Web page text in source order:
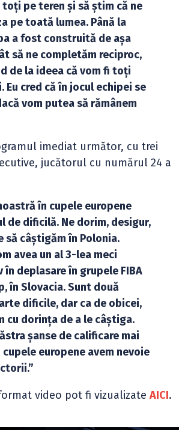
toți pe teren și să știm că ne
pe toată lumea. Până la
a fost construită de așa
să ne completăm reciproc,
de la ideea că vom fi toți
Eu cred că în jocul echipei se
vom putea să rămânem
imediat următor, cu trei
jucătorul cu numărul 24 a
în cupele europene
de dificilă. Ne dorim, desigur,
să câștigăm în Polonia.
avea un al 3-lea meci
în deplasare în grupele FIBA
în Slovacia. Sunt două
dificile, dar ca de obicei,
cu dorința de a le câștiga.
șanse de calificare mai
europene avem nevoie
video pot fi vizualizate AICI.